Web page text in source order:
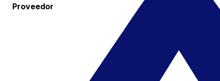
Proveedor